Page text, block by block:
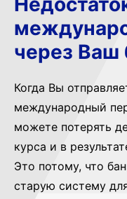
через Ваш
Когда Вы
международный
можете потерять
курса и в
Это потому, что
старую систему